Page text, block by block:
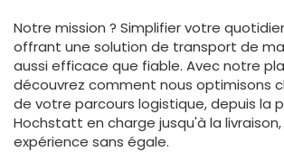
Notre mission ? Simplifier votre
offrant une solution de transport de
aussi efficace que fiable. Avec notre
découvrez comment nous optimisons
de votre parcours logistique, depuis la
Hochstatt en charge jusqu'à la
expérience sans égale.